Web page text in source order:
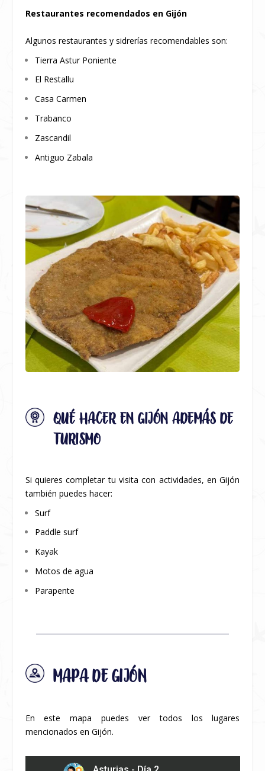
Restaurantes recomendados en Gijón
Algunos restaurantes y sidrerías recomendables son:
Tierra Astur Poniente
El Restallu
Casa Carmen
Trabanco
Zascandil
Antiguo Zabala
QUÉ HACER EN GIJÓN ADEMÁS DE
TURISMO
Si quieres completar tu visita con actividades, en Gijón
también puedes hacer:
Surf
Paddle surf
Kayak
Motos de agua
Parapente
MAPA DE GIJÓN
En este mapa puedes ver todos los lugares
mencionados en Gijón.